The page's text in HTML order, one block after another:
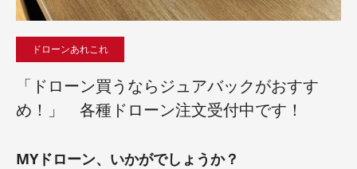
ドローンあれこれ
「ドローン買うならジュアバックがおすす
め！」 各種ドローン注文受付中です！
MYドローン、いかがでしょうか？